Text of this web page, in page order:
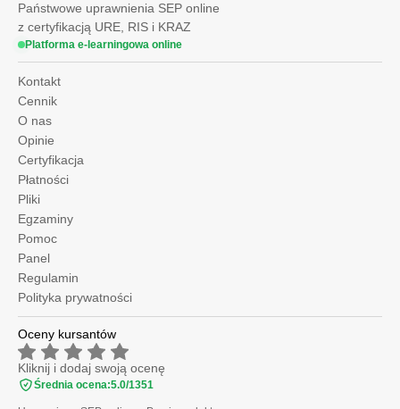
Państwowe uprawnienia SEP online
z certyfikacją URE, RIS i KRAZ
Platforma e-learningowa online
Kontakt
Cennik
O nas
Opinie
Certyfikacja
Płatności
Pliki
Egzaminy
Pomoc
Panel
Regulamin
Polityka prywatności
Oceny kursantów
Kliknij i dodaj swoją ocenę
Średnia ocena:5.0/1351